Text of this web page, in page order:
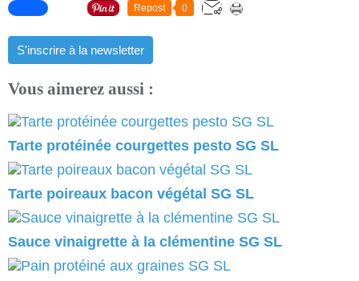
Repost 0
S'inscrire à la newsletter
Vous aimerez aussi :
Tarte protéinée courgettes pesto SG SL
Tarte poireaux bacon végétal SG SL
Sauce vinaigrette à la clémentine SG SL